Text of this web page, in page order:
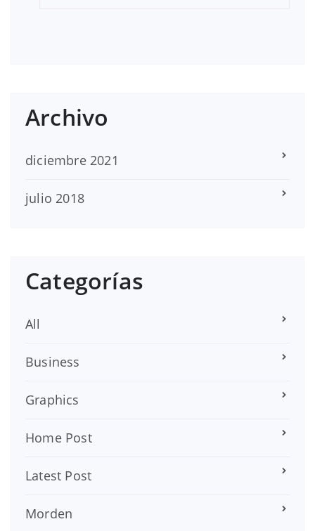
Archivo
diciembre 2021
julio 2018
Categorías
All
Business
Graphics
Home Post
Latest Post
Morden